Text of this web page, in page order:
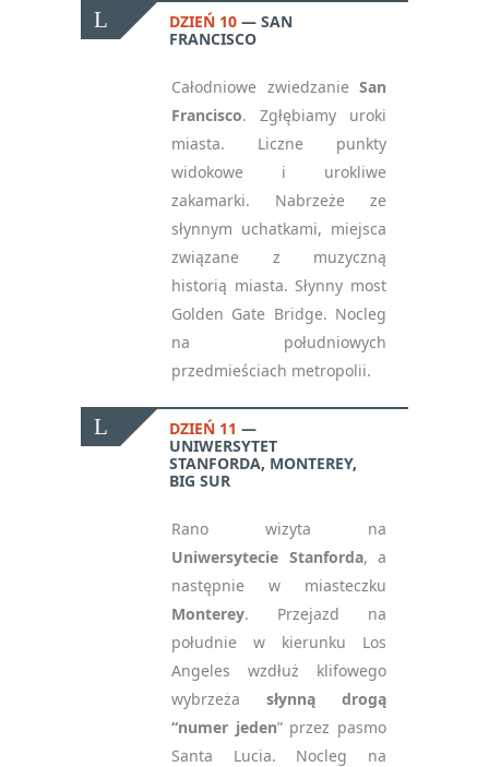
DZIEŃ 10
SAN
FRANCISCO
Całodniowe zwiedzanie San
Francisco. Zgłębiamy uroki
miasta. Liczne punkty
widokowe i urokliwe
zakamarki. Nabrzeże ze
słynnym uchatkami, miejsca
związane z muzyczną
historią miasta. Słynny most
Golden Gate Bridge. Nocleg
na południowych
przedmieściach metropolii.
DZIEŃ 11
UNIWERSYTET
STANFORDA, MONTEREY,
BIG SUR
Rano wizyta na
Uniwersytecie Stanforda, a
następnie w miasteczku
Monterey. Przejazd na
południe w kierunku Los
Angeles wzdłuż klifowego
wybrzeża słynną drogą
“numer jeden” przez pasmo
Santa Lucia. Nocleg na